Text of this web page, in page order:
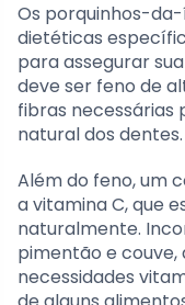
Os porquinhos-
dietéticas
para assegurar
deve ser feno de
fibras necessárias
natural dos dentes.
Além do feno, um
a vitamina C, que
naturalmente.
pimentão e couve,
necessidades